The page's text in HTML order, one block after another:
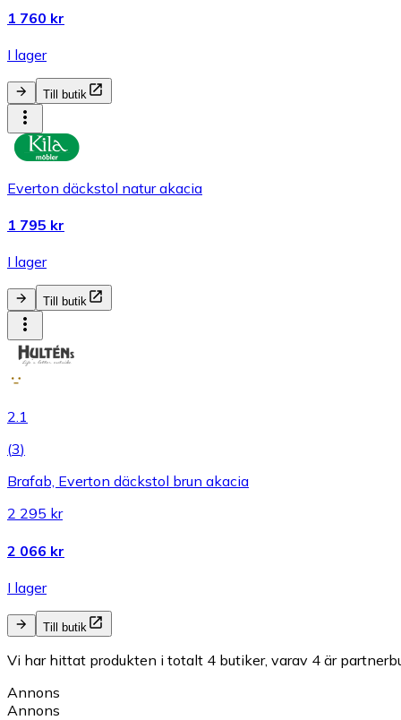
1 760 kr
I lager
Till butik
Everton däckstol natur akacia
1 795 kr
I lager
Till butik
2.1
(3)
Brafab, Everton däckstol brun akacia
2 295 kr
2 066 kr
I lager
Till butik
Vi har hittat produkten i totalt 4 butiker, varav 4 är
Annons
Annons